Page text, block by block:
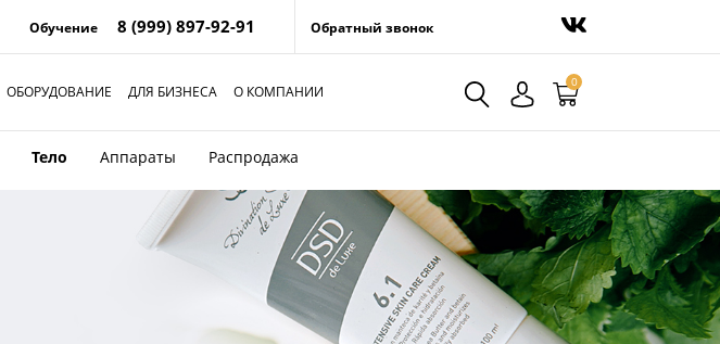
Обучение 8 (999) 897-92-91 Обратный звонок
0
ОБОРУДОВАНИЕ ДЛЯ БИЗНЕСА О КОМПАНИИ
Тело Аппараты Распродажа